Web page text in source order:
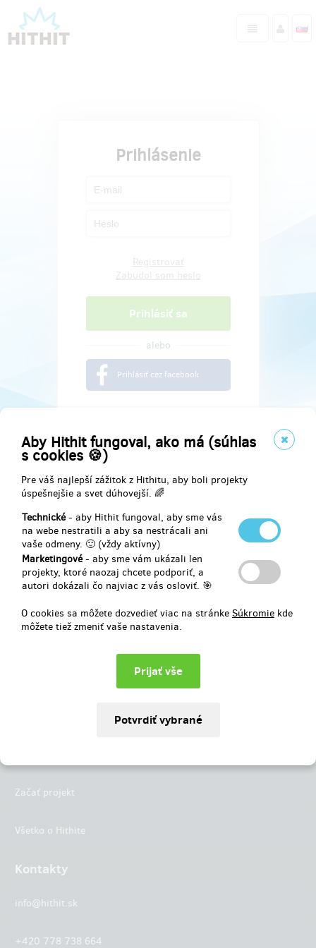
Aby Hithit fungoval, ako má (súhlas
s cookies 🍪)
Pre váš najlepší zážitok z Hithitu, aby boli projekty
úspešnejšie a svet dúhovejší. 🌈
Technické- aby Hithit fungoval, aby sme vás
na webe nestratili a aby sa nestrácali ani
vaše odmeny. 🙂 (vždy aktívny)
Marketingové- aby sme vám ukázali len
projekty, ktoré naozaj chcete podporiť, a
autori dokázali čo najviac z vás osloviť. 🎯
O cookies sa môžete dozvedieť viac na stránke Súkromie kde
môžete tiež zmeniť vaše nastavenia.
Prihlásenie
alebo
Prihlásiť cez facebook
Najdete nás na
Začať projekt
Všetko o Hithite
Kontakty
info@hithit.sk
+420 778 738 664